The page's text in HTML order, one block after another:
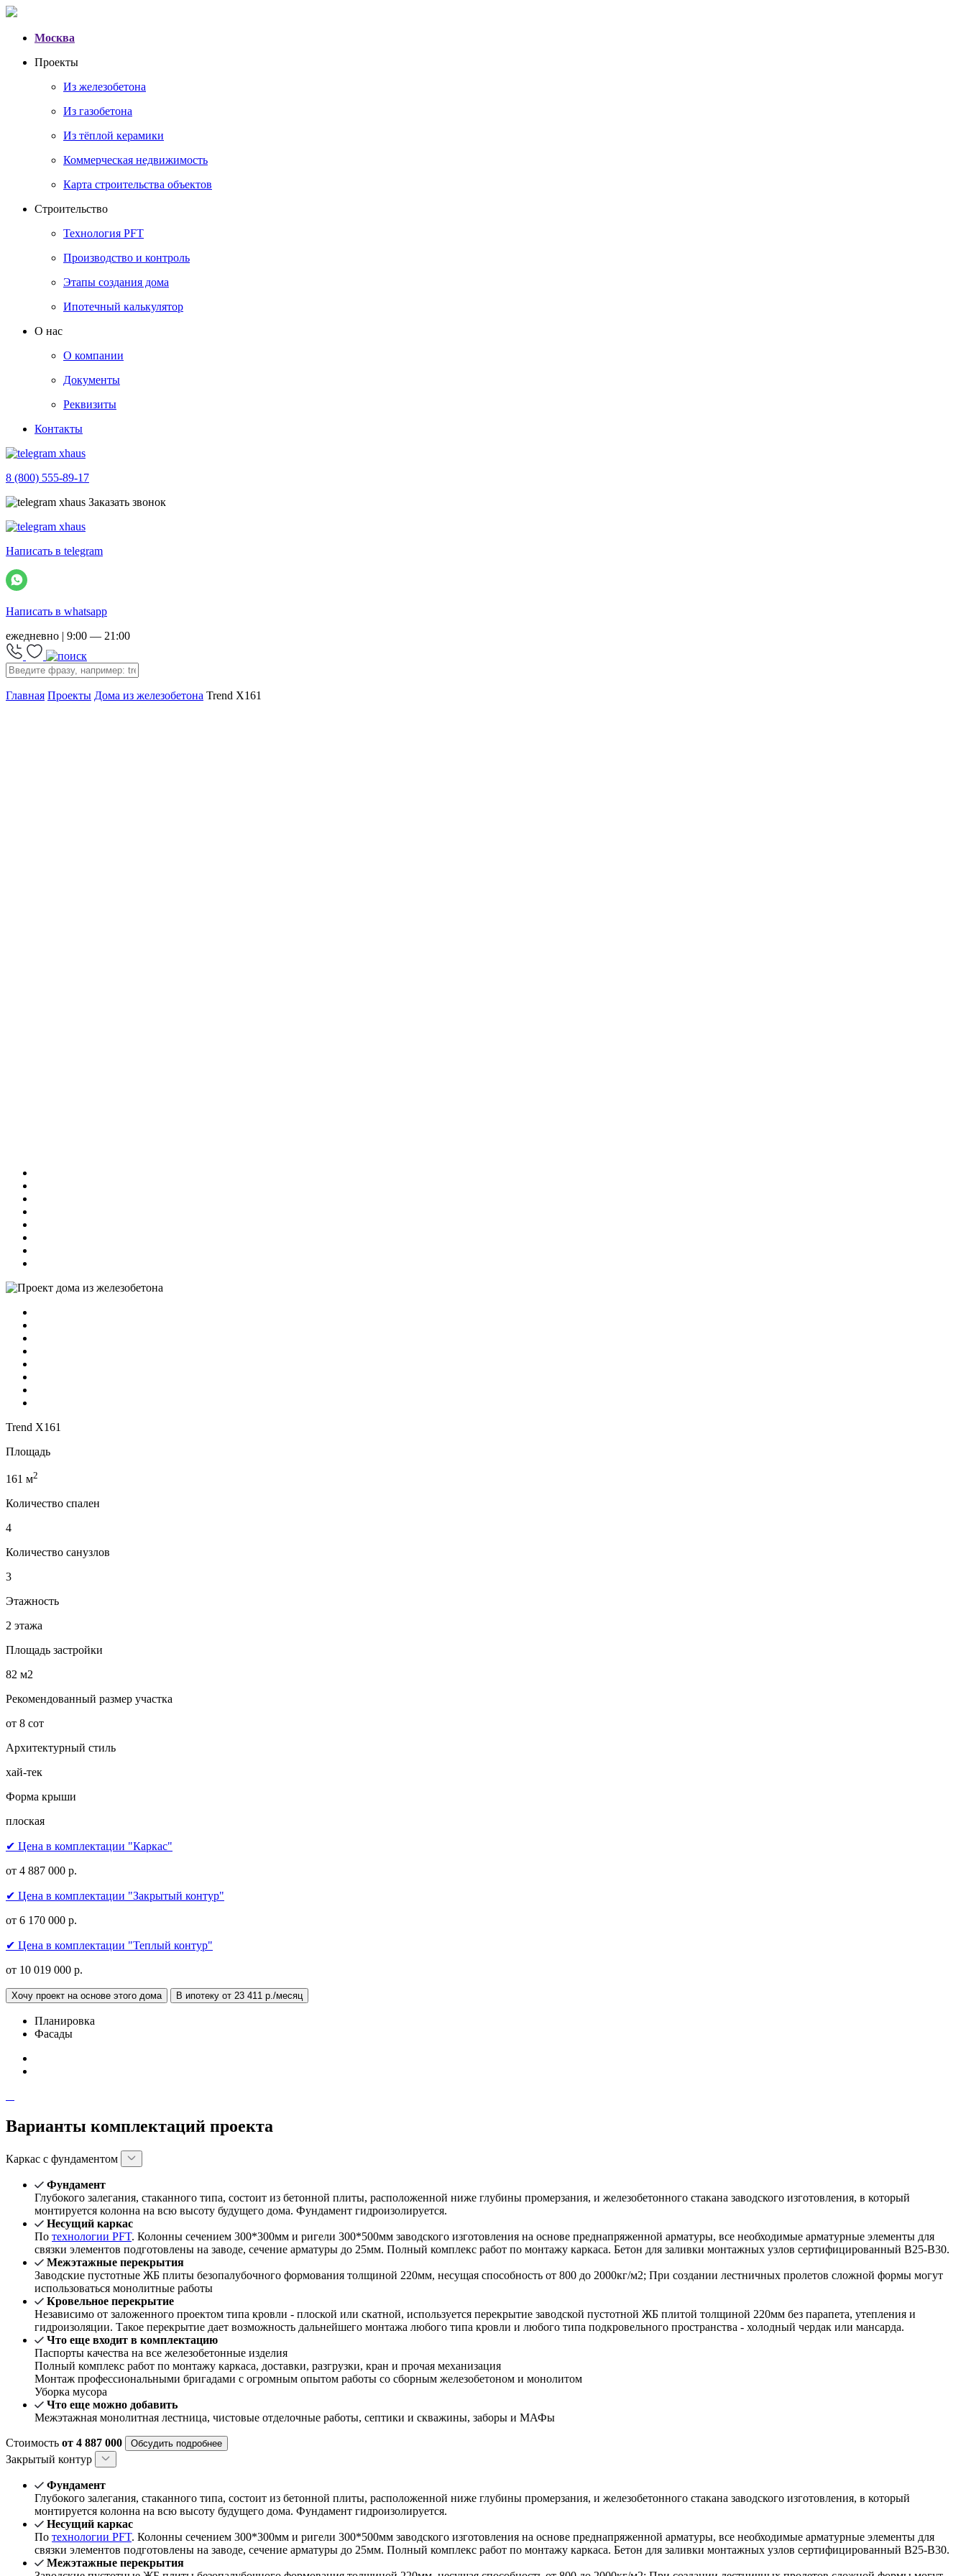
Москва
Проекты
Из железобетона
Из газобетона
Из тёплой керамики
Коммерческая недвижимость
Карта строительства объектов
Строительство
Технология PFT
Производство и контроль
Этапы создания дома
Ипотечный калькулятор
О нас
О компании
Документы
Реквизиты
Контакты
8 (800) 555-89-17
Заказать звонок
Написать в telegram
Написать в whatsapp
ежедневно | 9:00 — 21:00
Главная Проекты Дома из железобетона Trend X161
Trend X161
Площадь
161 м2
Количество спален
4
Количество санузлов
3
Этажность
2 этажа
Площадь застройки
82 м2
Рекомендованный размер участка
от 8 сот
Архитектурный стиль
хай-тек
Форма крыши
плоская
✔ Цена в комплектации "Каркас"
от 4 887 000 р.
✔ Цена в комплектации "Закрытый контур"
от 6 170 000 р.
✔ Цена в комплектации "Теплый контур"
от 10 019 000 р.
Хочу проект на основе этого дома В ипотеку от 23 411 р./месяц
Планировка
Фасады
Варианты комплектаций проекта
Каркас с фундаментом
Фундамент
Глубокого залегания, стаканного типа, состоит из бетонной плиты, расположенной ниже глубины промерзания, и железобетонного стакана заводского изготовления, в который
монтируется колонна на всю высоту будущего дома. Фундамент гидроизолируется.
Несущий каркас
По технологии PFT. Колонны сечением 300*300мм и ригели 300*500мм заводского изготовления на основе преднапряженной арматуры, все необходимые арматурные элементы для
связки элементов подготовлены на заводе, сечение арматуры до 25мм. Полный комплекс работ по монтажу каркаса. Бетон для заливки монтажных узлов сертифицированный В25-В30.
Межэтажные перекрытия
Заводские пустотные ЖБ плиты безопалубочного формования толщиной 220мм, несущая способность от 800 до 2000кг/м2; При создании лестничных пролетов сложной формы могут
использоваться монолитные работы
Кровельное перекрытие
Независимо от заложенного проектом типа кровли - плоской или скатной, используется перекрытие заводской пустотной ЖБ плитой толщиной 220мм без парапета, утепления и
гидроизоляции. Такое перекрытие дает возможность дальнейшего монтажа любого типа кровли и любого типа подкровельного пространства - холодный чердак или мансарда.
Что еще входит в комплектацию
Паспорты качества на все железобетонные изделия
Полный комплекс работ по монтажу каркаса, доставки, разгрузки, кран и прочая механизация
Монтаж профессиональными бригадами с огромным опытом работы со сборным железобетоном и монолитом
Уборка мусора
Что еще можно добавить
Межэтажная монолитная лестница, чистовые отделочные работы, септики и скважины, заборы и МАФы
Стоимость от 4 887 000 Обсудить подробнее
Закрытый контур
Фундамент
Глубокого залегания, стаканного типа, состоит из бетонной плиты, расположенной ниже глубины промерзания, и железобетонного стакана заводского изготовления, в который
монтируется колонна на всю высоту будущего дома. Фундамент гидроизолируется.
Несущий каркас
По технологии PFT. Колонны сечением 300*300мм и ригели 300*500мм заводского изготовления на основе преднапряженной арматуры, все необходимые арматурные элементы для
связки элементов подготовлены на заводе, сечение арматуры до 25мм. Полный комплекс работ по монтажу каркаса. Бетон для заливки монтажных узлов сертифицированный В25-В30.
Межэтажные перекрытия